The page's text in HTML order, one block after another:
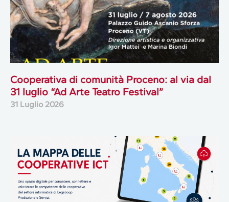
Cooperativa di comunità Proceno: al via dal
31 luglio “Ad Arte Teatro Festival”
31 Luglio 2026